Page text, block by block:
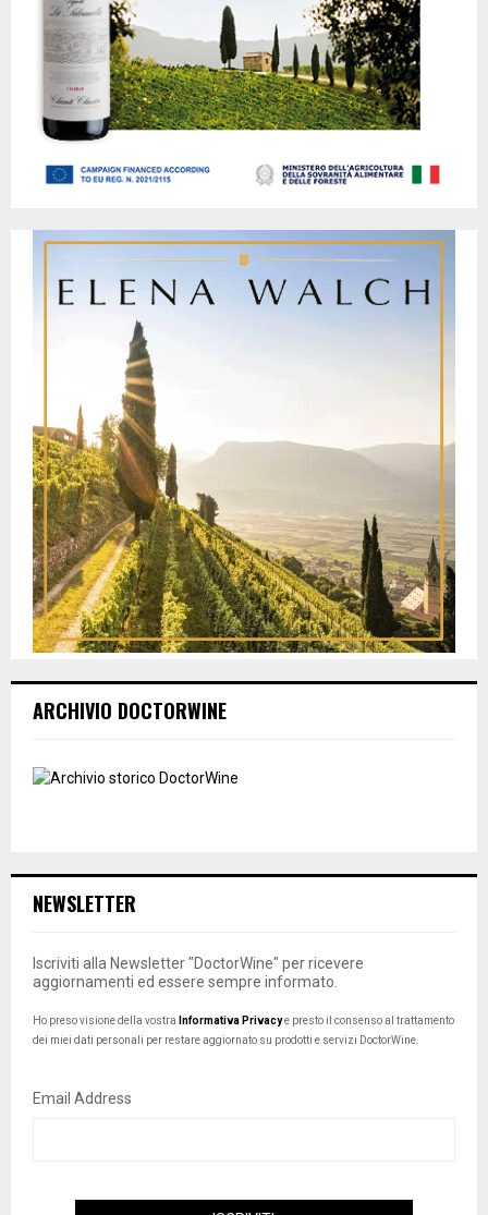
ARCHIVIO DOCTORWINE
NEWSLETTER
Iscriviti alla Newsletter "DoctorWine" per ricevere
aggiornamenti ed essere sempre informato.
Ho preso visione della vostra Informativa Privacye presto il consenso al trattamento
dei miei dati personali per restare aggiornato su prodotti e servizi DoctorWine.
Email Address